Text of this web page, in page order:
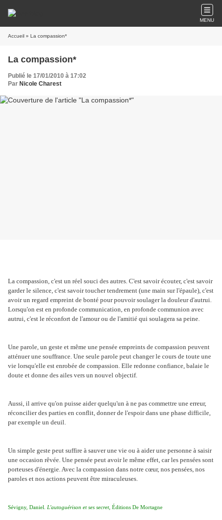
MENU
Accueil » La compassion*
La compassion*
Publié le 17/01/2010 à 17:02
Par Nicole Charest
La compassion, c'est un réel souci des autres. C'est savoir écouter, c'est savoir
garder le silence, c'est savoir toucher tendrement (une main sur l'épaule), c'est
avoir un regard empreint de bonté pour pouvoir soulager la douleur d'autrui.
Lorsqu'on est en profonde communication, en profonde communion avec
autrui, c'est le réconfort de l'amour ou de l'amitié qui soulagera sa peine.
Une parole, un geste et même une pensée empreints de compassion peuvent
atténuer une souffrance. Une seule parole peut changer le cours de toute une
vie lorsqu'elle est enrobée de compassion. Elle redonne confiance, balaie le
doute et donne des ailes vers un nouvel objectif.
Aussi, il arrive qu'on puisse aider quelqu'un à ne pas commettre une erreur,
réconcilier des parties en conflit, donner de l'espoir dans une phase difficile,
par exemple un deuil.
Un simple geste peut suffire à sauver une vie ou à aider une personne à saisir
une occasion rêvée. Une pensée peut avoir le même effet, car les pensées sont
porteuses d'énergie. Avec la compassion dans notre cœur, nos pensées, nos
paroles et nos actions peuvent être miraculeuses.
Sévigny, Daniel. L'autoguérison et ses secret, Éditions De Mortagne